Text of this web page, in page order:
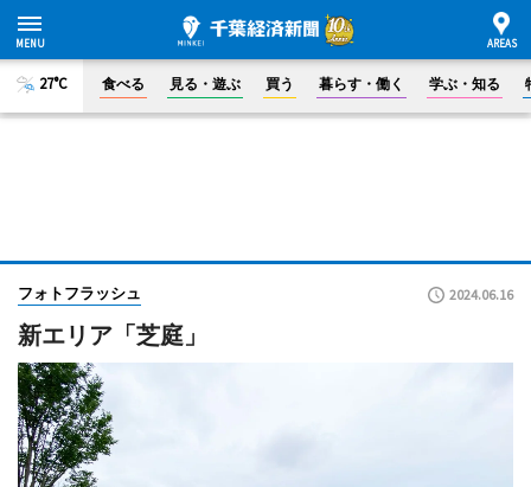
27°C 食べる 見る・遊ぶ 買う 暮らす・働く 学ぶ・知る
フォトフラッシュ 2024.06.16
新エリア「芝庭」